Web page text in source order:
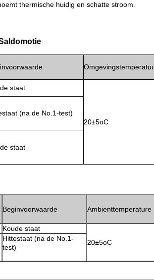
thermische huidig en schatte stroom.
staat
20±5oC
(na de No.1-test)
staat
Beginvoorwaarde Ambienttemperature
Koude staat
20±5oC
Hittestaat (na de No.1-
test)